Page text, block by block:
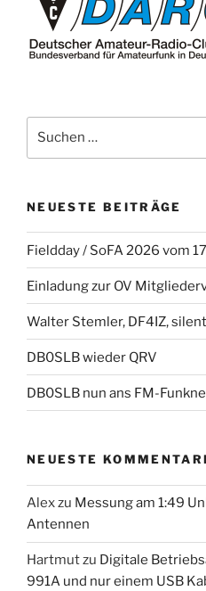
nach:
NEUESTE BEITRÄGE
Fieldday / SoFA 2026 vom
Einladung zur OV
Walter Stemler, DF4IZ,
DB0SLB wieder QRV
DB0SLB nun ans FM-
NEUESTE
Alexzu Messung am 1:49
Antennen
Hartmutzu Digitale
991A und nur einem USB